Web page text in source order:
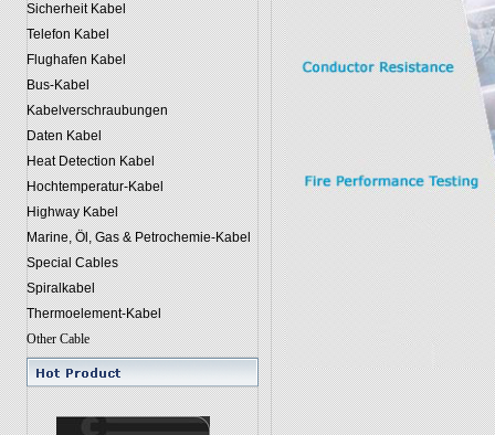
Sicherheit Kabel
Telefon Kabel
Flughafen Kabel
Bus-Kabel
Kabelverschraubungen
Daten Kabel
Heat Detection Kabel
Hochtemperatur-Kabel
Highway Kabel
Marine, Öl, Gas & Petrochemie-Kabel
Special Cables
Spiralkabel
Thermoelement-Kabel
Other Cable